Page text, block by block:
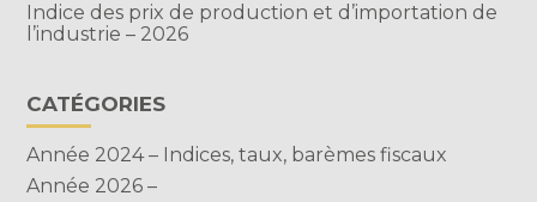
Indice des prix de production et d’importation de
l’industrie – 2026
CATÉGORIES
Année 2024 – Indices, taux, barèmes fiscaux
Année 2026 –